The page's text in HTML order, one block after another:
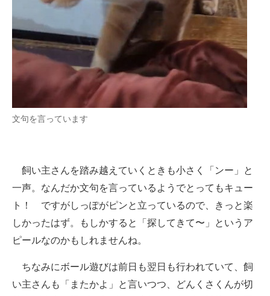
文句を言っています
飼い主さんを踏み越えていくときも小さく「ンー」と
一声。なんだか文句を言っているようでとってもキュー
ト！ ですがしっぽがピンと立っているので、きっと楽
しかったはず。もしかすると「探してきて〜」というア
ピールなのかもしれませんね。
ちなみにボール遊びは前日も翌日も行われていて、飼
い主さんも「またかよ」と言いつつ、どんくさくんが切